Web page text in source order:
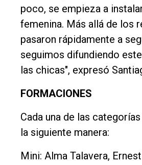
poco, se empieza a
femenina. Más allá de los
pasaron rápidamente a
seguimos difundiendo
las chicas", expresó
FORMACIONES
Cada una de las
la siguiente manera:
Mini: Alma Talavera,